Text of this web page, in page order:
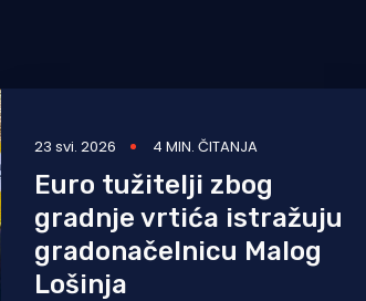
23 svi. 2026 4 MIN. ČITANJA
Euro tužitelji zbog
gradnje vrtića istražuju
gradonačelnicu Malog
Lošinja